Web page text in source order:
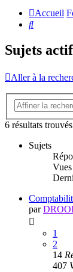
Accueil
Rechercher
Sujets
Aller à la
6 résultats
Sujets
Vues
par
1
2
14
407